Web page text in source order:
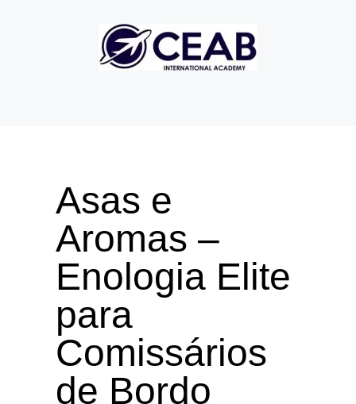
Asas e
Aromas –
Enologia Elite
para
Comissários
de Bordo